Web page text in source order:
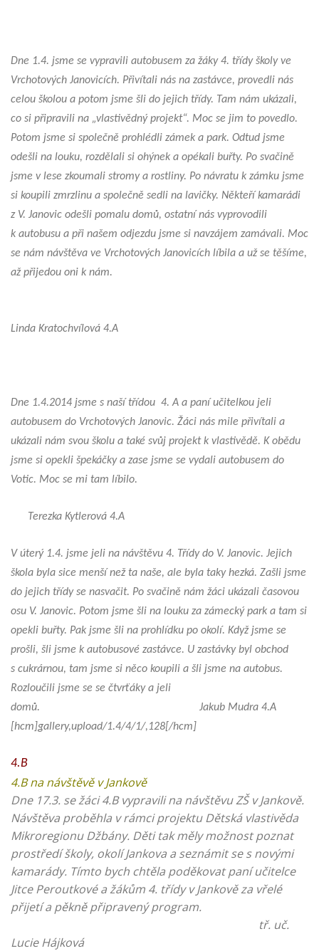
Dne 1.4. jsme se vypravili autobusem za žáky 4. třídy školy ve
Vrchotových Janovicích. Přivítali nás na zastávce, provedli nás
celou školou a potom jsme šli do jejich třídy. Tam nám ukázali,
co si připravili na „vlastivědný projekt“. Moc se jim to povedlo.
Potom jsme si společně prohlédli zámek a park. Odtud jsme
odešli na louku, rozdělali si ohýnek a opékali buřty. Po svačině
jsme v lese zkoumali stromy a rostliny. Po návratu k zámku jsme
si koupili zmrzlinu a společně sedli na lavičky. Někteří kamarádi
z V. Janovic odešli pomalu domů, ostatní nás vyprovodili
k autobusu a při našem odjezdu jsme si navzájem zamávali. Moc
se nám návštěva ve Vrchotových Janovicích líbila a už se těšíme,
až přijedou oni k nám.
Linda Kratochvílová 4.A
Dne 1.4.2014 jsme s naší třídou 4. A a paní učitelkou jeli
autobusem do Vrchotových Janovic. Žáci nás mile přivítali a
ukázali nám svou školu a také svůj projekt k vlastivědě. K obědu
jsme si opekli špekáčky a zase jsme se vydali autobusem do
Votic. Moc se mi tam líbilo.
Terezka Kytlerová 4.A
V úterý 1.4. jsme jeli na návštěvu 4. Třídy do V. Janovic. Jejich
škola byla sice menší než ta naše, ale byla taky hezká. Zašli jsme
do jejich třídy se nasvačit. Po svačině nám žáci ukázali časovou
osu V. Janovic. Potom jsme šli na louku za zámecký park a tam si
opekli buřty. Pak jsme šli na prohlídku po okolí. Když jsme se
prošli, šli jsme k autobusové zastávce. U zastávky byl obchod
s cukrárnou, tam jsme si něco koupili a šli jsme na autobus.
Rozloučili jsme se se čtvrťáky a jeli
domů. Jakub Mudra 4.A
[hcm]gallery,upload/1.4/4/1/,128[/hcm]
4.B
4.B na návštěvě v Jankově
Dne 17.3. se žáci 4.B vypravili na návštěvu ZŠ v Jankově.
Návštěva proběhla v rámci projektu Dětská vlastivěda
Mikroregionu Džbány. Děti tak měly možnost poznat
prostředí školy, okolí Jankova a seznámit se s novými
kamarády. Tímto bych chtěla poděkovat paní učitelce
Jitce Peroutkové a žákům 4. třídy v Jankově za vřelé
přijetí a pěkně připravený program.
tř. uč.
Lucie Hájková